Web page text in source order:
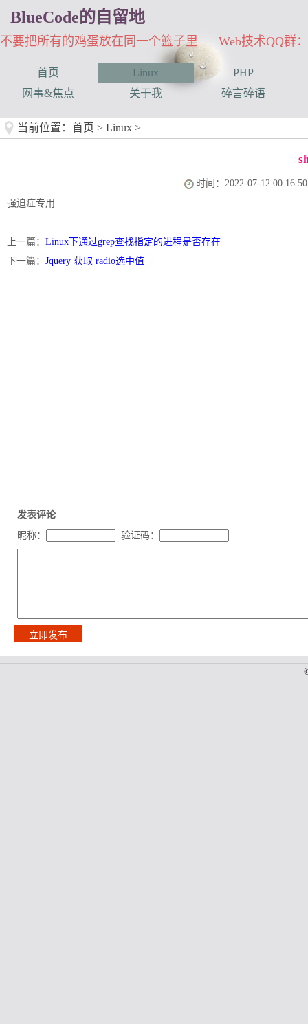
BlueCode的自留地
不要把所有的鸡蛋放在同一个篮子里 Web技术QQ群：
首页 Linux
PHP
网事&焦点
关于我 碎言碎语
当前位置： 首页 > Linux >
时间：2022-07-12 00:16:50
强迫症专用
上一篇： Linux下通过grep查找指定的进程是否存在
下一篇： Jquery 获取 radio选中值
发表评论
昵称：
验证码：